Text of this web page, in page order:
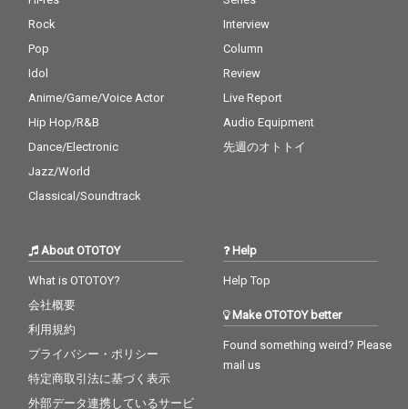
s」、「No Line」)に加
録されており、これら
はすべて1956年のLP
『Collectors' Items』
に収録された。 すべて
の音源はオリジナルの
送され、Plangent Proc
受賞エンジニアのポー
ってリマスターが施さ
れている。
s」、「No Line」)に加
え、デイヴ・ブルーベ
wn Sweet Way」が収
録されており、これら
はすべて1956年のLP
『Collectors' Items』
に収録された。 すべて
受賞エンジニアのポー
ってリマスターが施さ
れている。
Rock
Pop
Idol
Anime/Game/Voice Actor
Hip Hop/R&B
Dance/Electronic
Jazz/World
Classical/Soundtrack
Interview
Column
Review
Live Report
Audio Equipment
先週のオトトイ
About OTOTOY
What is OTOTOY?
会社概要
利用規約
プライバシー・ポリシー
特定商取引法に基づく表示
外部データ連携しているサービ
Help
Help Top
Make OTOTOY better
Found something weird? Please
mail us